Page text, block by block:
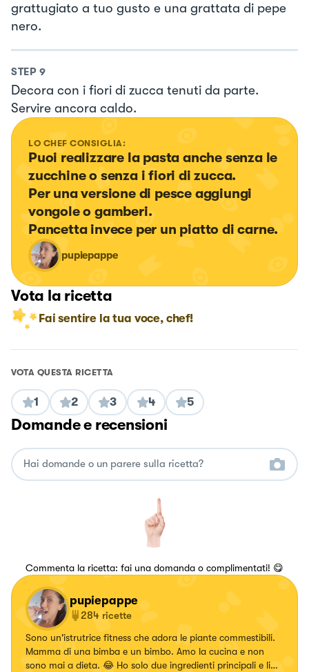
grattugiato a tuo gusto e una grattata di pepe
nero.
STEP 9
Decora con i fiori di zucca tenuti da parte.
Servire ancora caldo.
LO CHEF CONSIGLIA:
Puoi realizzare la pasta anche senza le
zucchine o senza i fiori di zucca.
Per una versione di pesce aggiungi
vongole o gamberi.
Pancetta invece per un piatto di carne.
pupiepappe
Vota la ricetta
Fai sentire la tua voce, chef!
VOTA QUESTA RICETTA
1 2 3 4 5
Domande e recensioni
Commenta la ricetta: fai una domanda o complimentati! 😋
pupiepappe
284 ricette
Sono un'istrutrice fitness che adora le piante commestibili.
Mamma di una bimba e un bimbo. Amo la cucina e non
sono mai a dieta. 😂 Ho solo due ingredienti principali e li